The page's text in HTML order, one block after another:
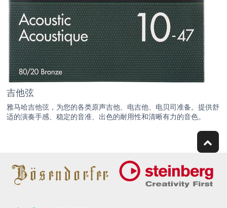
吉他弦
雅马哈吉他弦，为您的各类原声吉他、电吉他、电贝司准备。提供舒
适的演奏手感、稳定的音准、出色的耐用性和清晰有力的音色。